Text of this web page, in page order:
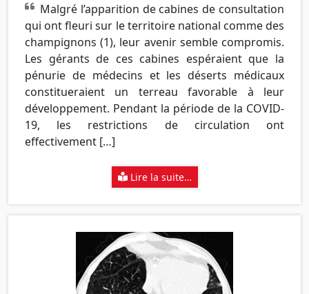
Malgré l’apparition de cabines de consultation
qui ont fleuri sur le territoire national comme des
champignons (1), leur avenir semble compromis.
Les gérants de ces cabines espéraient que la
pénurie de médecins et les déserts médicaux
constitueraient un terreau favorable à leur
développement. Pendant la période de la COVID-
19, les restrictions de circulation ont
effectivement […]
Lire la suite…